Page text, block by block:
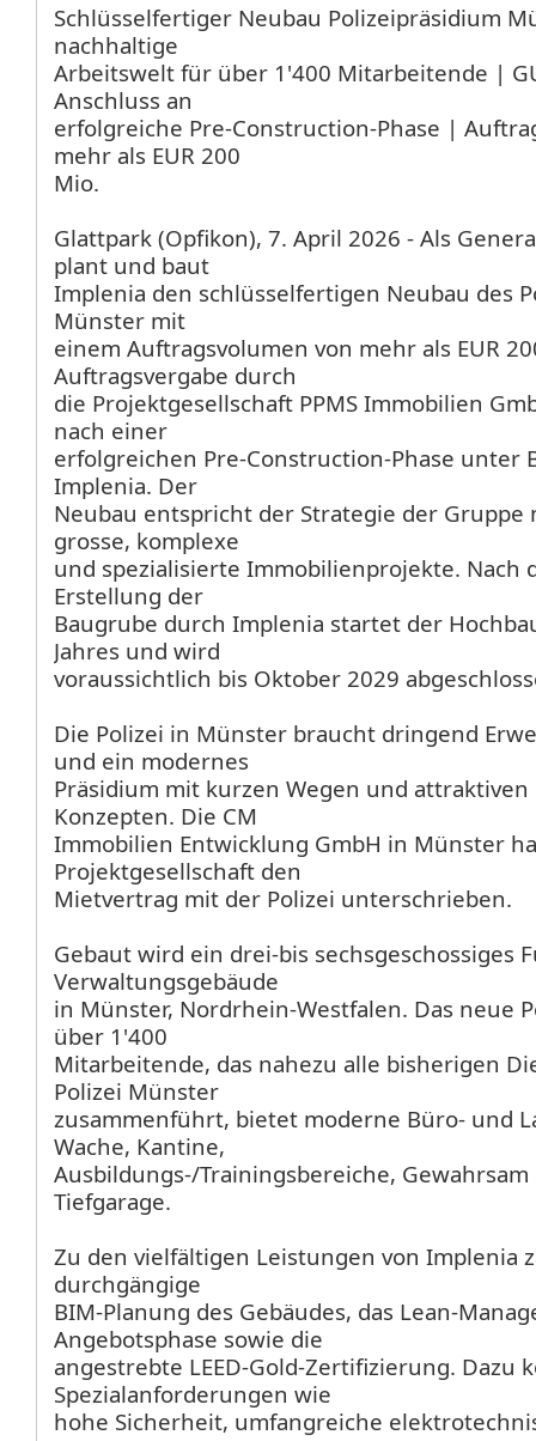
Schlüsselfertiger Neubau Polizeipräsidium
nachhaltige
Arbeitswelt für über 1'400 Mitarbeitende |
Anschluss an
erfolgreiche Pre-Construction-Phase |
mehr als EUR 200
Mio.
Glattpark (Opfikon), 7. April 2026 - Als
plant und baut
Implenia den schlüsselfertigen Neubau des
Münster mit
einem Auftragsvolumen von mehr als EUR
Auftragsvergabe durch
die Projektgesellschaft PPMS Immobilien
nach einer
erfolgreichen Pre-Construction-Phase unter
Implenia. Der
Neubau entspricht der Strategie der Gruppe
grosse, komplexe
und spezialisierte Immobilienprojekte. Nach
Erstellung der
Baugrube durch Implenia startet der
Jahres und wird
voraussichtlich bis Oktober 2029
Die Polizei in Münster braucht dringend
und ein modernes
Präsidium mit kurzen Wegen und attraktiven
Konzepten. Die CM
Immobilien Entwicklung GmbH in Münster
Projektgesellschaft den
Mietvertrag mit der Polizei unterschrieben.
Gebaut wird ein drei-bis sechsgeschossiges
Verwaltungsgebäude
in Münster, Nordrhein-Westfalen. Das neue
über 1'400
Mitarbeitende, das nahezu alle bisherigen
Polizei Münster
zusammenführt, bietet moderne Büro- und
Wache, Kantine,
Ausbildungs-/Trainingsbereiche,
Tiefgarage.
Zu den vielfältigen Leistungen von Implenia
durchgängige
BIM-Planung des Gebäudes, das Lean-
Angebotsphase sowie die
angestrebte LEED-Gold-Zertifizierung. Dazu
Spezialanforderungen wie
hohe Sicherheit, umfangreiche